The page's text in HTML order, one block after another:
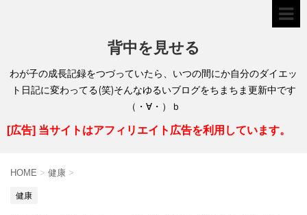
背中を見せる
わが子の成長記録をつづっていたら、いつの間にか自分のダイエッ
ト日記に変わってる(笑)そんなゆるいブログをちまちま更新中です
（・∀・）ｂ
[広告] 当サイトはアフィリエイト広告を利用しています。
HOME > 健康 >
健康